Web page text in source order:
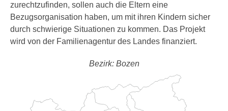
zurechtzufinden, sollen auch die Eltern eine
Bezugsorganisation haben, um mit ihren Kindern sicher
durch schwierige Situationen zu kommen. Das Projekt
wird von der Familienagentur des Landes finanziert.
Bezirk: Bozen